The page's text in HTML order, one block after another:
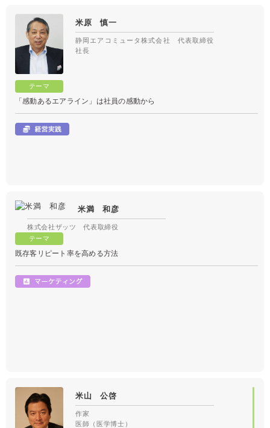
米原 慎一
静岡エアコミュータ株式会社 代表取締役
社長
「感動あるエアライン」は社員の感動から
米満 和彦
株式会社ザッツ 代表取締役
既存客リピート率を高める方法
米山 公啓
作家
医師（医学博士）